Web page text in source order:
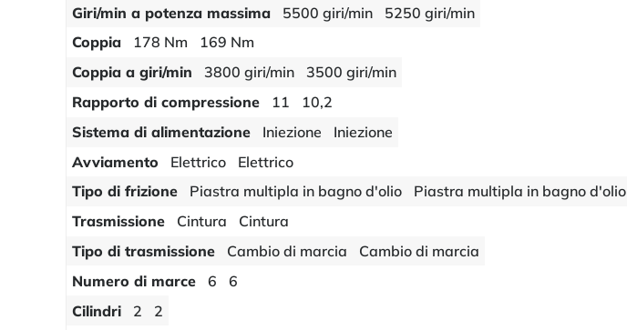
Giri/min a potenza massima
5500 giri/min
5250 giri/min
Coppia
178 Nm
169 Nm
Coppia a giri/min
3800 giri/min
3500 giri/min
Rapporto di compressione
11
10,2
Sistema di alimentazione
Iniezione
Iniezione
Avviamento
Elettrico
Elettrico
Tipo di frizione
Piastra multipla in bagno d'olio
Piastra multipla in bagno d'olio
Trasmissione
Cintura
Cintura
Tipo di trasmissione
Cambio di marcia
Cambio di marcia
Numero di marce
6
6
Cilindri
2
2